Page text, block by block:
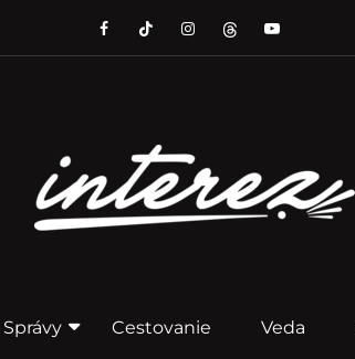
Správy Cestovanie Veda